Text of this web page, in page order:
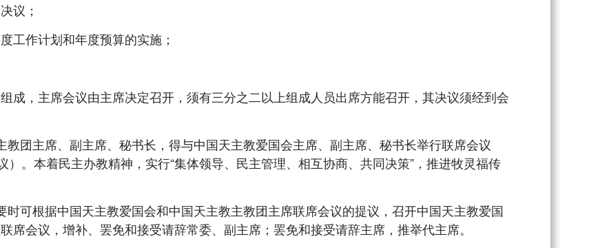
议；
作计划和年度预算的实施；
，主席会议由主席决定召开，须有三分之二以上组成人员出席方能召开，其决议须经到会
主席、副主席、秘书长，得与中国天主教爱国会主席、副主席、秘书长举行联席会议
）。本着民主办教精神，实行“集体领导、民主管理、相互协商、共同决策”，推进牧灵福传
根据中国天主教爱国会和中国天主教主教团主席联席会议的提议，召开中国天主教爱国
席会议，增补、罢免和接受请辞常委、副主席；罢免和接受请辞主席，推举代主席。